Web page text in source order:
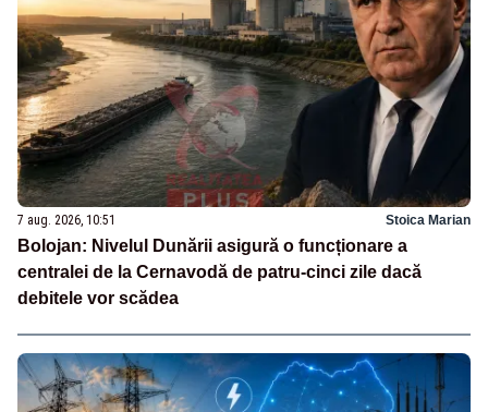
7 aug. 2026, 10:51 Stoica Marian
Bolojan: Nivelul Dunării asigură o funcționare a
centralei de la Cernavodă de patru-cinci zile dacă
debitele vor scădea